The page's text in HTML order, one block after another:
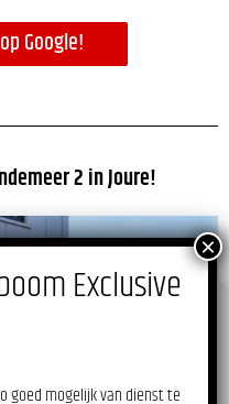
Google!
2 in Joure!
goed mogelijk van dienst te